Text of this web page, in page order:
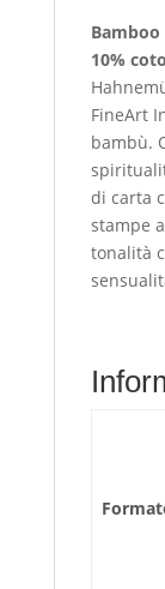
Bamboo
10%
FineArt
bambù.
di carta
stampe
tonalità